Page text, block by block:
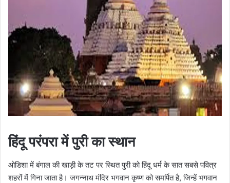
हिंदू परंपरा में पुरी का स्थान
ओडिशा में बंगाल की खाड़ी के तट पर स्थित पुरी को हिंदू धर्म के सात सबसे पवित्र
शहरों में गिना जाता है। जगन्नाथ मंदिर भगवान कृष्ण को समर्पित है, जिन्हें भगवान